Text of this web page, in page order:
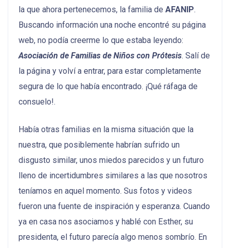
la que ahora pertenecemos, la familia de AFANIP.
Buscando información una noche encontré su página
web, no podía creerme lo que estaba leyendo:
Asociación de Familias de Niños con Prótesis. Salí de
la página y volví a entrar, para estar completamente
segura de lo que había encontrado. ¡Qué ráfaga de
consuelo!.
Había otras familias en la misma situación que la
nuestra, que posiblemente habrían sufrido un
disgusto similar, unos miedos parecidos y un futuro
lleno de incertidumbres similares a las que nosotros
teníamos en aquel momento. Sus fotos y videos
fueron una fuente de inspiración y esperanza. Cuando
ya en casa nos asociamos y hablé con Esther, su
presidenta, el futuro parecía algo menos sombrío. En